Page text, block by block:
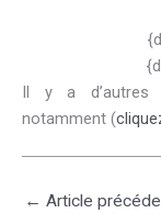
Il y a d’autres
notamment (
← Article